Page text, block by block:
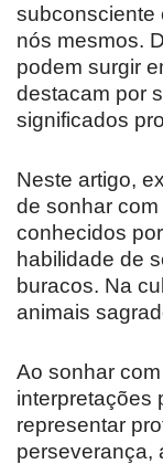
subconsciente
nós mesmos.
podem surgir
destacam por
significados
Neste artigo,
de sonhar
conhecidos
habilidade de
buracos. Na
animais
Ao sonhar
interpretações
representar
perseverança,